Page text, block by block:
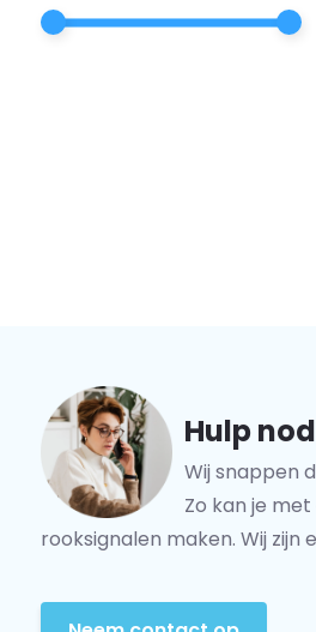
Hulp
Wij snappen
Zo kan je
rooksignalen maken. Wij zijn